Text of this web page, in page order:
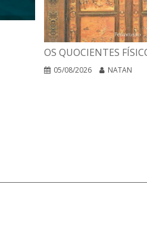
OS QUOCIENTES
05/08/2026 NATAN